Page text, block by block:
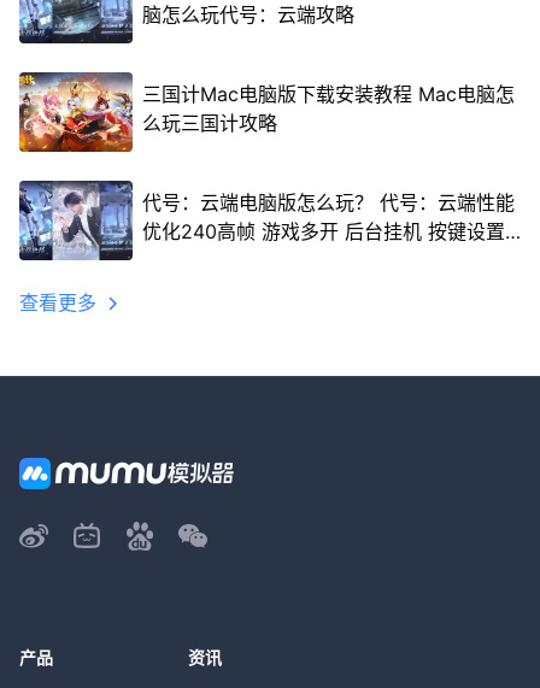
脑怎么玩代号：云端攻略
三国计Mac电脑版下载安装教程 Mac电脑怎
么玩三国计攻略
代号：云端电脑版怎么玩？ 代号：云端性能
优化240高帧 游戏多开 后台挂机 按键设置
查看更多
产品 资讯